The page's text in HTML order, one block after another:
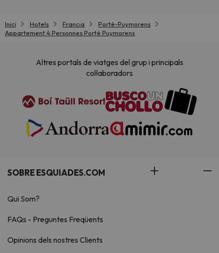
Inici Hotels Francia
Porté-Puymorens
Appartement 4 Personnes Porté Puymorens
Altres portals de viatges del grup i principals
col·laboradors
SOBRE ESQUIADES.COM
Qui Som?
FAQs - Preguntes Freqüents
Opinions dels nostres Clients